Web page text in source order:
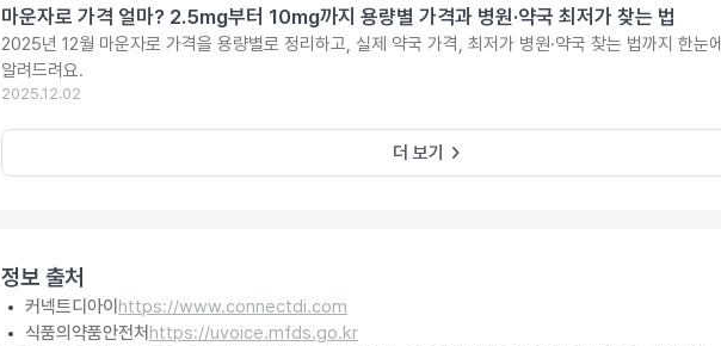
마운자로 가격 얼마? 2.5mg부터 10mg까지 용량별 가격과 병원·약국 최저가 찾는 법
2025년 12월 마운자로 가격을 용량별로 정리하고, 실제 약국 가격, 최저가 병원·약국 찾는 법까지 한눈에
알려드려요.
2025.12.02
더 보기 keyboard_arrow_right
정보 출처
커넥트디아이 https://www.connectdi.com
식품의약품안전처 https://uvoice.mfds.go.kr